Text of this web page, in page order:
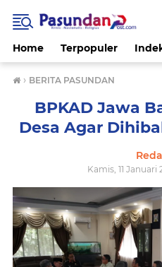
Home Terpopuler
› BERITA PASUNDAN
BPKAD Jawa
Desa Agar
Kamis, 11 Januari